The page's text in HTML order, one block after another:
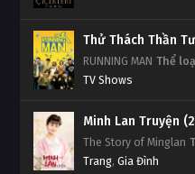
Thử Thách Thần
RUNNING MAN Thể
TV Shows
Minh Lan Truyện
The Story of Minglan
Trang, Gia Đình